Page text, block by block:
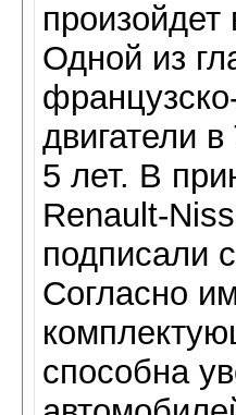
Одной из
двигатели
5 лет. В
Renault-
подписали
Согласно
способна